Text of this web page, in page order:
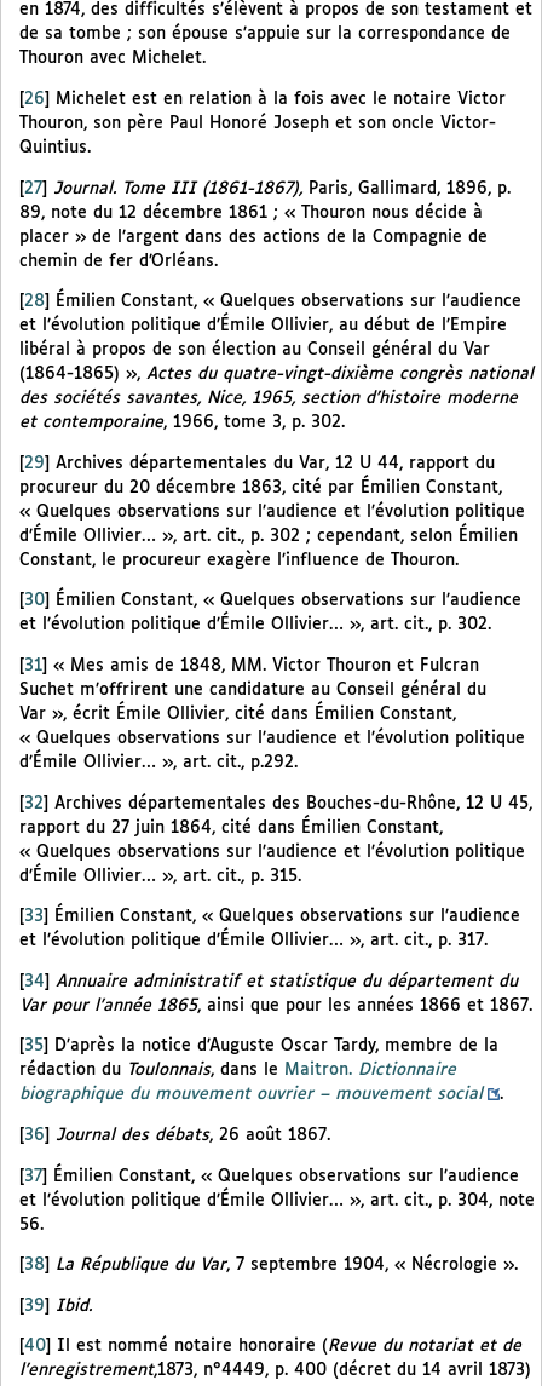
en 1874, des difficultés s’élèvent à propos de son testament et
de sa tombe ; son épouse s’appuie sur la correspondance de
Thouron avec Michelet.
26
Michelet est en relation à la fois avec le notaire Victor
Thouron, son père Paul Honoré Joseph et son oncle Victor-
Quintius.
[27] Journal. Tome III (1861-1867), Paris, Gallimard, 1896, p.
89, note du 12 décembre 1861 ; « Thouron nous décide à
placer » de l’argent dans des actions de la Compagnie de
chemin de fer d’Orléans.
28
Émilien Constant, « Quelques observations sur l’audience
et l’évolution politique d’Émile Ollivier, au début de l’Empire
libéral à propos de son élection au Conseil général du Var
(1864-1865) », Actes du quatre-vingt-dixième congrès national
des sociétés savantes, Nice, 1965, section d’histoire moderne
et contemporaine, 1966, tome 3, p. 302.
[29] Archives départementales du Var, 12 U 44, rapport du
procureur du 20 décembre 1863, cité par Émilien Constant,
« Quelques observations sur l’audience et l’évolution politique
d’Émile Ollivier… », art. cit., p. 302 ; cependant, selon Émilien
Constant, le procureur exagère l’influence de Thouron.
30
Émilien Constant, « Quelques observations sur l’audience
et l’évolution politique d’Émile Ollivier… », art. cit., p. 302.
31
« Mes amis de 1848, MM. Victor Thouron et Fulcran
Suchet m’offrirent une candidature au Conseil général du
Var », écrit Émile Ollivier, cité dans Émilien Constant,
« Quelques observations sur l’audience et l’évolution politique
d’Émile Ollivier… », art. cit., p.292.
[32] Archives départementales des Bouches-du-Rhône, 12 U 45,
rapport du 27 juin 1864, cité dans Émilien Constant,
« Quelques observations sur l’audience et l’évolution politique
d’Émile Ollivier… », art. cit., p. 315.
33
Émilien Constant, « Quelques observations sur l’audience
et l’évolution politique d’Émile Ollivier… », art. cit., p. 317.
[34] Annuaire administratif et statistique du département du
Var pour l’année 1865, ainsi que pour les années 1866 et 1867.
35
D’après la notice d’Auguste Oscar Tardy, membre de la
rédaction du Toulonnais, dans le Maitron. Dictionnaire
biographique du mouvement ouvrier – mouvement social
.
36 Journal des débats, 26 août 1867.
[37]
Émilien Constant, « Quelques observations sur l’audience
et l’évolution politique d’Émile Ollivier… », art. cit., p. 304, note
56.
38 La République du Var, 7 septembre 1904, « Nécrologie ».
[39] Ibid.
40 Il est nommé notaire honoraire (Revue du notariat et de
l’enregistrement,1873, n°4449, p. 400 (décret du 14 avril 1873)